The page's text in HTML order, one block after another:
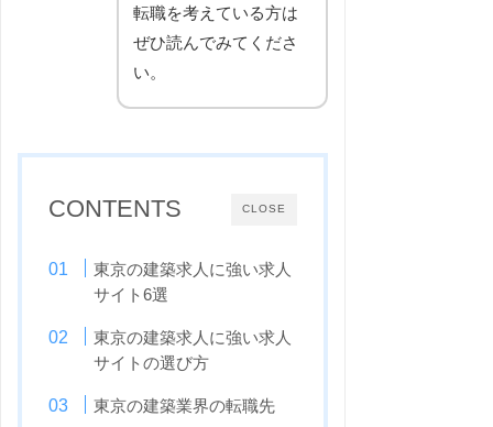
転職を考えている方は
ぜひ読んでみてくださ
い。
CLOSE
CONTENTS
東京の建築求人に強い求人
サイト6選
東京の建築求人に強い求人
サイトの選び方
東京の建築業界の転職先